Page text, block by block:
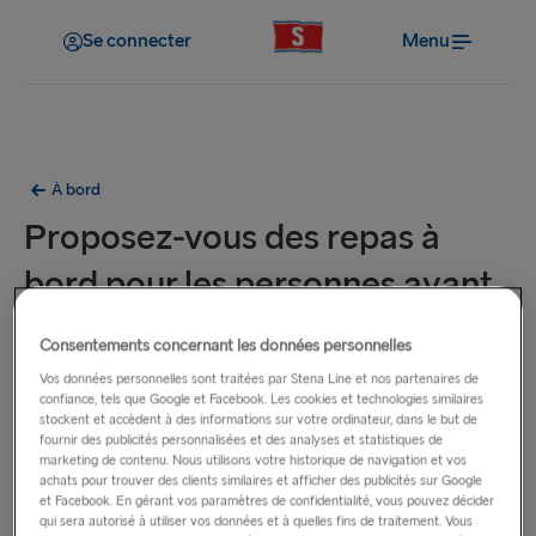
Se connecter Menu
À bord
Proposez-vous des repas à
bord pour les personnes ayant
des besoins alimentaires
particuliers?
La plupart de nos bateaux servent des repas végétariens,
véganes et sans gluten. Si vous avez besoin d’un repas
spécialement préparé, par exemple si vous êtes intolérant au
lactose et/ou au gluten, ou si vous souffrez d’une allergie aux
Consentements concernant les données personnelles
Vos données personnelles sont traitées par Stena Line et nos partenaires de
confiance, tels que Google et Facebook. Les cookies et technologies similaires
stockent et accèdent à des informations sur votre ordinateur, dans le but de
fournir des publicités personnalisées et des analyses et statistiques de
marketing de contenu. Nous utilisons votre historique de navigation et vos
achats pour trouver des clients similaires et afficher des publicités sur Google
et Facebook. En gérant vos paramètres de confidentialité, vous pouvez décider
qui sera autorisé à utiliser vos données et à quelles fins de traitement. Vous